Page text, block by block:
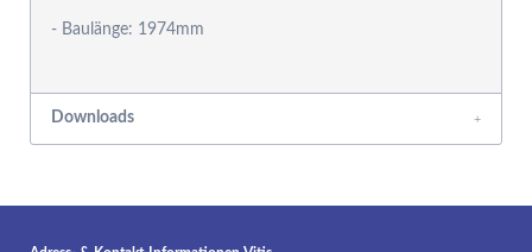
- Baulänge: 1974mm
Downloads